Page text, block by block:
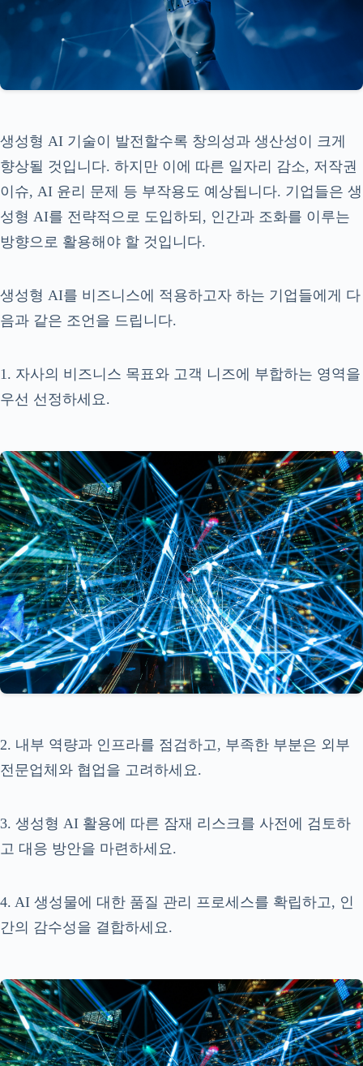
생성형 AI 기술이 발전할수록 창의성과 생산성이 크게
향상될 것입니다. 하지만 이에 따른 일자리 감소, 저작권
이슈, AI 윤리 문제 등 부작용도 예상됩니다. 기업들은 생
성형 AI를 전략적으로 도입하되, 인간과 조화를 이루는
방향으로 활용해야 할 것입니다.
생성형 AI를 비즈니스에 적용하고자 하는 기업들에게 다
음과 같은 조언을 드립니다.
1. 자사의 비즈니스 목표와 고객 니즈에 부합하는 영역을
우선 선정하세요.
2. 내부 역량과 인프라를 점검하고, 부족한 부분은 외부
전문업체와 협업을 고려하세요.
3. 생성형 AI 활용에 따른 잠재 리스크를 사전에 검토하
고 대응 방안을 마련하세요.
4. AI 생성물에 대한 품질 관리 프로세스를 확립하고, 인
간의 감수성을 결합하세요.